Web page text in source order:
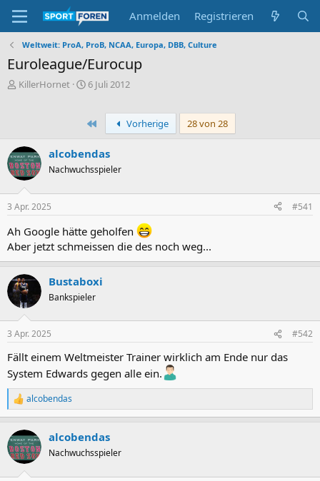
Anmelden Registrieren
Weltweit: ProA, ProB, NCAA, Europa, DBB, Culture
Euroleague/Eurocup
E
l
l
e
KillerHornet
E
t
l
t
6 Juli 2012
Erste Vorherige 28 von 28
alcobendas
Nachwuchsspieler
3 Apr. 2025 #541
Ah Google hätte geholfen
Aber jetzt schmeissen die des noch weg...
Bustaboxi
Bankspieler
3 Apr. 2025 #542
Fällt einem Weltmeister Trainer wirklich am Ende nur das
System Edwards gegen alle ein.
R
e
k
t
i
alcobendas
alcobendas
Nachwuchsspieler